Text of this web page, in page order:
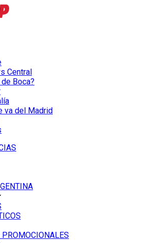
Central
Boca?
va del Madrid
PROMOCIONALES